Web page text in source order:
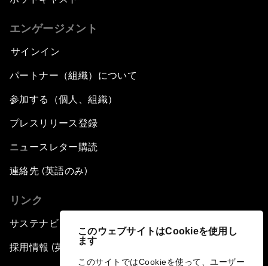
このウェブサイトはCookieを使用し
ます
このサイトではCookieを使って、ユーザー
エンゲージメント
サインイン
パートナー（組織）について
参加する（個人、組織）
プレスリリース登録
ニュースレター購読
連絡先 (英語のみ)
リンク
サステナビリティへの取り組み
採用情報 (英語のみ)